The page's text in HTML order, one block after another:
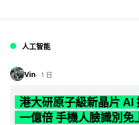
人工智能
Vin 1 日
港大研原子級新晶片 AI
一億倍 手機人臉識別免